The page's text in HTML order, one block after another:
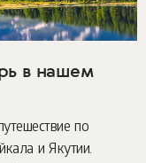
в нашем
по
и Якутии.